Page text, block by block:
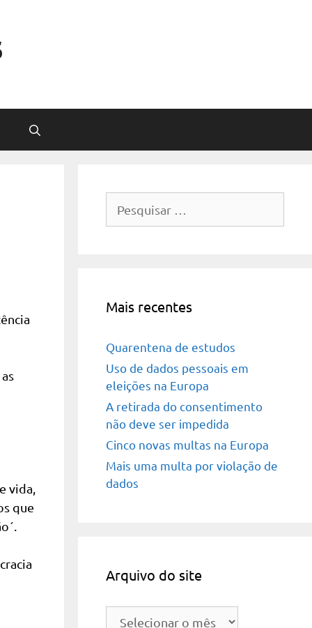
vida,
que
por:
Mais recentes
Quarentena de estudos
Uso de dados pessoais em
eleições na Europa
A retirada do consentimento
não deve ser impedida
Cinco novas multas na Europa
Mais uma multa por violação de
dados
Arquivo do site
Arquivo